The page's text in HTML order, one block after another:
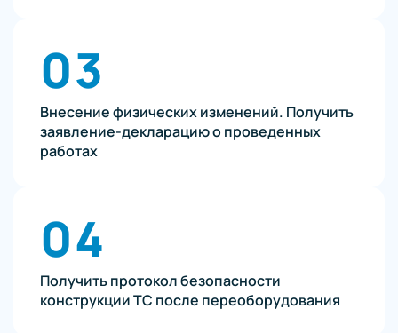
03
Внесение физических изменений. Получить
заявление-декларацию о проведенных
работах
04
Получить протокол безопасности
конструкции ТС после переоборудования